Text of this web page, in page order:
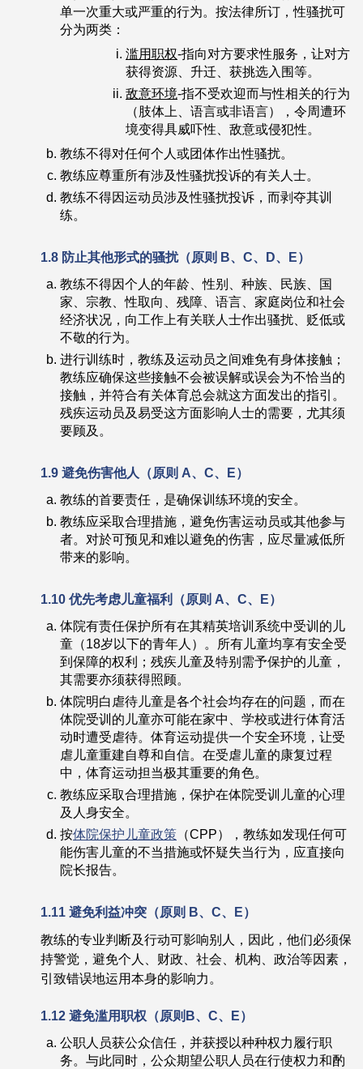
单一次重大或严重的行为。按法律所订，性骚扰可
分为两类：
滥用职权-指向对方要求性服务，让对方
获得资源、升迁、获挑选入围等。
敌意环境-指不受欢迎而与性相关的行为
（肢体上、语言或非语言），令周遭环
境变得具威吓性、敌意或侵犯性。
教练不得对任何个人或团体作出性骚扰。
教练应尊重所有涉及性骚扰投诉的有关人士。
教练不得因运动员涉及性骚扰投诉，而剥夺其训
练。
1.8 防止其他形式的骚扰（原则 B、 C、 D、 E）
教练不得因个人的年龄、性别、种族、民族、国
家、宗教、性取向、残障、语言、家庭岗位和社会
经济状况，向工作上有关联人士作出骚扰、贬低或
不敬的行为。
进行训练时，教练及运动员之间难免有身体接触；
教练应确保这些接触不会被误解或误会为不恰当的
接触，并符合有关体育总会就这方面发出的指引。
残疾运动员及易受这方面影响人士的需要，尤其须
要顾及。
1.9 避免伤害他人 （原则 A、 C、 E）
教练的首要责任，是确保训练环境的安全。
教练应采取合理措施，避免伤害运动员或其他参与
者。对於可预见和难以避免的伤害，应尽量减低所
带来的影响。
1.10 优先考虑儿童福利 （原则 A、 C、 E）
体院有责任保护所有在其精英培训系统中受训的儿
童（18岁以下的青年人）。所有儿童均享有安全受
到保障的权利；残疾儿童及特别需予保护的儿童，
其需要亦须获得照顾。
体院明白虐待儿童是各个社会均存在的问题，而在
体院受训的儿童亦可能在家中、学校或进行体育活
动时遭受虐待。体育运动提供一个安全环境，让受
虐儿童重建自尊和自信。在受虐儿童的康复过程
中，体育运动担当极其重要的角色。
教练应采取合理措施，保护在体院受训儿童的心理
及人身安全。
按体院保护儿童政策 （CPP），教练如发现任何可
能伤害儿童的不当措施或怀疑失当行为，应直接向
院长报告。
1.11 避免利益冲突 （原则 B、 C、 E）
教练的专业判断及行动可影响别人，因此，他们必须保
持警觉，避免个人、财政、社会、机构、政治等因素，
引致错误地运用本身的影响力。
1.12 避免滥用职权 （原则 B、 C、 E）
公职人员获公众信任，并获授以种种权力履行职
务。与此同时，公众期望公职人员在行使权力和酌